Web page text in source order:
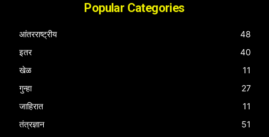
Popular Categories
आंतरराष्ट्रीय
48
इतर
40
खेळ
11
गुन्हा
27
जाहिरात
11
तंत्रज्ञान
51